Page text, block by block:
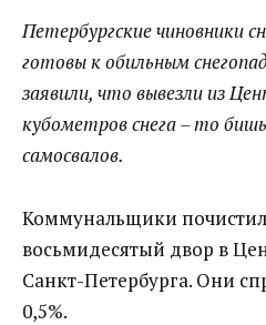
Петербургские чиновники
готовы к обильным
заявили, что вывезли из
кубометров снега – то
самосвалов.
Коммунальщики
восьмидесятый двор в
Санкт-Петербурга. Они
0,5%.